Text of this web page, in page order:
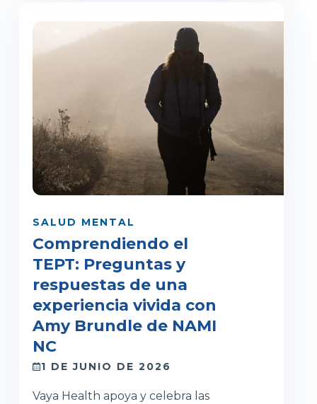
SALUD MENTAL
Comprendiendo el
TEPT: Preguntas y
respuestas de una
experiencia vivida con
Amy Brundle de NAMI
NC
1 DE JUNIO DE 2026
Vaya Health apoya y celebra las